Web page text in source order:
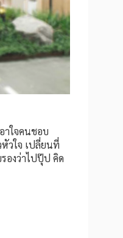
าใจคนชอบ
วใจ เปลี่ยนที่
องว่าไปปุ๊ป คิด